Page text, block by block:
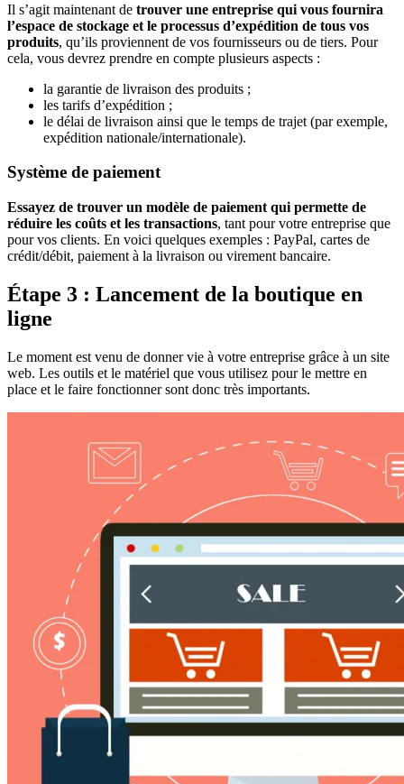
Il s’agit maintenant de trouver une entreprise qui vous fournira
l’espace de stockage et le processus d’expédition de tous vos
produits, qu’ils proviennent de vos fournisseurs ou de tiers. Pour
cela, vous devrez prendre en compte plusieurs aspects :
la garantie de livraison des produits ;
les tarifs d’expédition ;
le délai de livraison ainsi que le temps de trajet (par exemple,
expédition nationale/internationale).
Système de paiement
Essayez de trouver un modèle de paiement qui permette de
réduire les coûts et les transactions, tant pour votre entreprise que
pour vos clients. En voici quelques exemples : PayPal, cartes de
crédit/débit, paiement à la livraison ou virement bancaire.
Étape 3 : Lancement de la boutique en
ligne
Le moment est venu de donner vie à votre entreprise grâce à un site
web. Les outils et le matériel que vous utilisez pour le mettre en
place et le faire fonctionner sont donc très importants.